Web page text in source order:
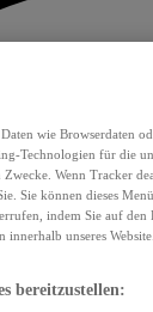
wie Browserdaten
Technologien für die
Wenn Tracker
Sie können dieses
indem Sie auf den
unseres
bereitzustellen: